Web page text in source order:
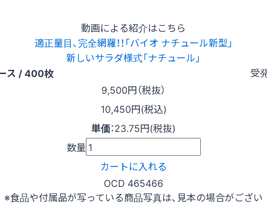
動画による紹介はこちら
適正量目、完全網羅！！「バイオ ナチュール新型」
新しいサラダ様式「ナチュール」
ス / 400枚
受
9,500円（税抜）
10,450円(税込)
単価：23.75円(税抜)
数量
カートに入れる
OCD 465466
※食品や付属品が写っている商品写真は、見本の場合がござい